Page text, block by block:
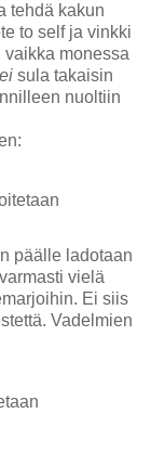
tehdä kakun
to self ja vinkki
monessa
ei sula takaisin
nuoltiin
päälle ladotaan
vielä
Ei siis
Vadelmien